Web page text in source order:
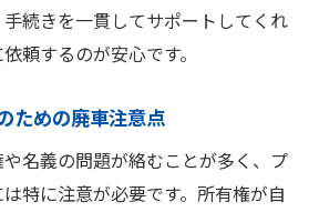
続きを一貫してサポートしてくれ
頼するのが安心です。
ための廃車注意点
名義の問題が絡むことが多く、プ
特に注意が必要です。所有権が自